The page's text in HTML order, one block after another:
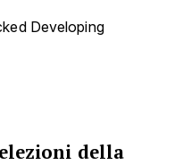
Developing
della